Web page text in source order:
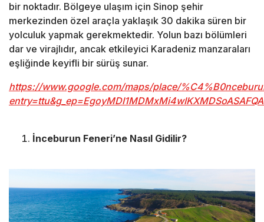
bir noktadır. Bölgeye ulaşım için Sinop şehir
merkezinden özel araçla yaklaşık 30 dakika süren bir
yolculuk yapmak gerekmektedir. Yolun bazı bölümleri
dar ve virajlıdır, ancak etkileyici Karadeniz manzaraları
eşliğinde keyifli bir sürüş sunar.
https://www.google.com/maps/place/
İnceburun Feneri’ne Nasıl Gidilir?